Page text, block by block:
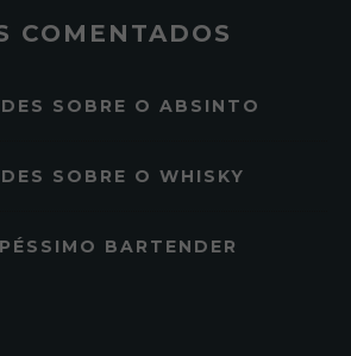
COMENTADOS
SOBRE O ABSINTO
SOBRE O WHISKY
BARTENDER